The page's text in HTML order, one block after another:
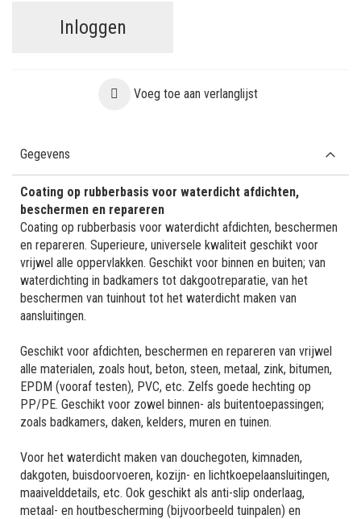
Inloggen
Voeg toe aan verlanglijst
Gegevens
Coating op rubberbasis voor waterdicht afdichten,
beschermen en repareren
Coating op rubberbasis voor waterdicht afdichten, beschermen
en repareren. Superieure, universele kwaliteit geschikt voor
vrijwel alle oppervlakken. Geschikt voor binnen en buiten; van
waterdichting in badkamers tot dakgootreparatie, van het
beschermen van tuinhout tot het waterdicht maken van
aansluitingen.
Geschikt voor afdichten, beschermen en repareren van vrijwel
alle materialen, zoals hout, beton, steen, metaal, zink, bitumen,
EPDM (vooraf testen), PVC, etc. Zelfs goede hechting op
PP/PE. Geschikt voor zowel binnen- als buitentoepassingen;
zoals badkamers, daken, kelders, muren en tuinen.
Voor het waterdicht maken van douchegoten, kimnaden,
dakgoten, buisdoorvoeren, kozijn- en lichtkoepelaansluitingen,
maaivelddetails, etc. Ook geschikt als anti-slip onderlaag,
metaal- en houtbescherming (bijvoorbeeld tuinpalen) en